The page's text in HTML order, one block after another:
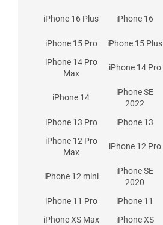
iPhone 16 Plus iPhone 16
iPhone 15 Pro
iPhone 15 Plus
iPhone 14 Pro
Max
iPhone 14 Pro
iPhone 14
iPhone SE
2022
iPhone 13 Pro
iPhone 13
iPhone 12 Pro
Max
iPhone 12 Pro
iPhone 12 mini
iPhone SE
2020
iPhone 11 Pro
iPhone 11
iPhone XS Max
iPhone XS